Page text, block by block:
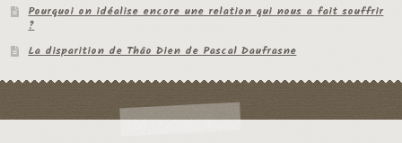
Pourquoi on idéalise encore une relation qui nous a fait souffrir
?
La disparition de Thâo Dien de Pascal Daufrasne